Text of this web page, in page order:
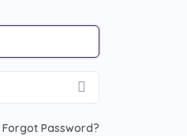
Forgot Password?